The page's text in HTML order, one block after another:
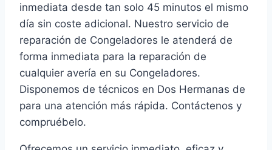
inmediata desde tan solo 45 minutos el mismo
día sin coste adicional. Nuestro servicio de
reparación de Congeladores le atenderá de
forma inmediata para la reparación de
cualquier avería en su Congeladores.
Disponemos de técnicos en Dos Hermanas de
para una atención más rápida. Contáctenos y
compruébelo.